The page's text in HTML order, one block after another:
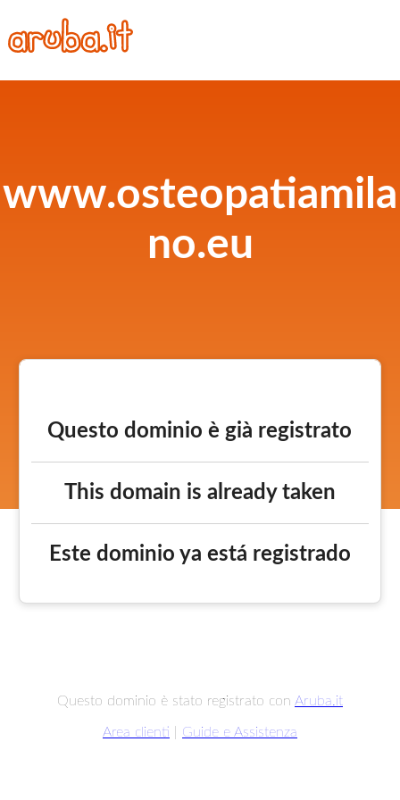
www.osteopatiamila
no.eu
Questo dominio è già registrato
This domain is already taken
Este dominio ya está registrado
Questo dominio è stato registrato con Aruba.it
Area clienti Guide e Assistenza